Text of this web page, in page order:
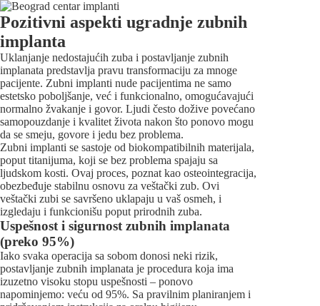
Pozitivni aspekti ugradnje zubnih
implanta
Uklanjanje nedostajućih zuba i postavljanje zubnih
implanata predstavlja pravu transformaciju za mnoge
pacijente. Zubni implanti nude pacijentima ne samo
estetsko poboljšanje, već i funkcionalno, omogućavajući
normalno žvakanje i govor. Ljudi često dožive povećano
samopouzdanje i kvalitet života nakon što ponovo mogu
da se smeju, govore i jedu bez problema.
Zubni implanti se sastoje od biokompatibilnih materijala,
poput titanijuma, koji se bez problema spajaju sa
ljudskom kosti. Ovaj proces, poznat kao osteointegracija,
obezbeđuje stabilnu osnovu za veštački zub. Ovi
veštački zubi se savršeno uklapaju u vaš osmeh, i
izgledaju i funkcionišu poput prirodnih zuba.
Uspešnost i sigurnost zubnih implanata
(preko 95%)
Iako svaka operacija sa sobom donosi neki rizik,
postavljanje zubnih implanata je procedura koja ima
izuzetno visoku stopu uspešnosti – ponovo
napominjemo: veću od 95%. Sa pravilnim planiranjem i